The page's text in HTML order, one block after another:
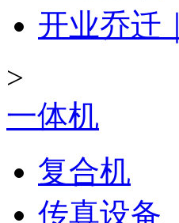
开业乔迁
>
一体机
复合机
传真设备